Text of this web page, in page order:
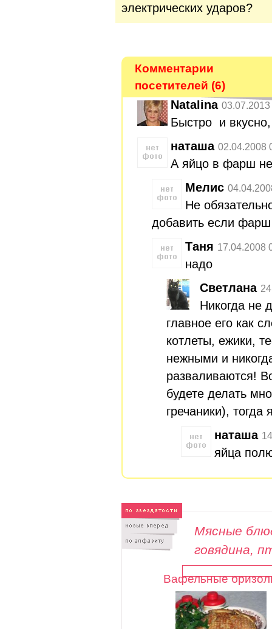
электрических ударов?
Комментарии
посетителей (6)
Natalina
Быстро и
наташа 02.04.2008
А яйцо в фарш
Мелис
Не
добавить если
Таня 17.04.2008
надо
Светлана
Никогда не
главное его как
котлеты, ежики,
нежными и
разваливаются!
будете делать
гречаники),
наташа
яйца
Мясные
говядина,
Вафельные